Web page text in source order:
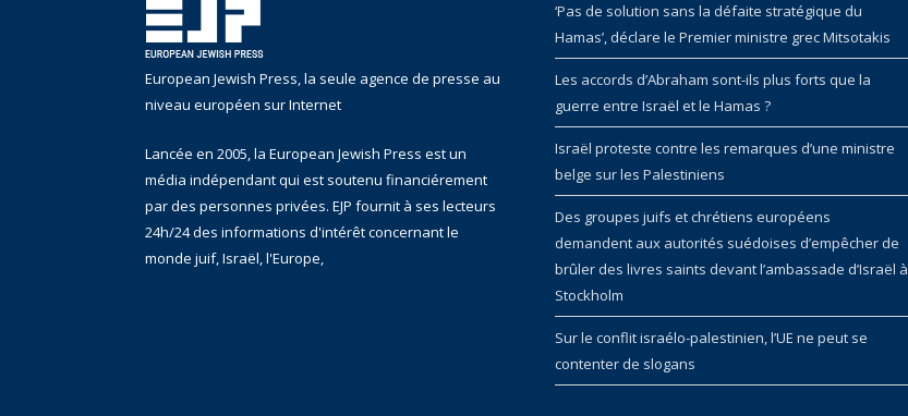
European Jewish Press, la seule agence de presse au
niveau européen sur Internet
Lancée en 2005, la European Jewish Press est un
média indépendant qui est soutenu financiérement
par des personnes privées. EJP fournit à ses lecteurs
24h/24 des informations d'intérêt concernant le
monde juif, Israël, l'Europe,
‘Pas de solution sans la défaite stratégique du
Hamas’, déclare le Premier ministre grec Mitsotakis
Les accords d’Abraham sont-ils plus forts que la
guerre entre Israël et le Hamas ?
Israël proteste contre les remarques d’une ministre
belge sur les Palestiniens
Des groupes juifs et chrétiens européens
demandent aux autorités suédoises d’empêcher de
brûler des livres saints devant l’ambassade d’Israël à
Stockholm
Sur le conflit israélo-palestinien, l’UE ne peut se
contenter de slogans